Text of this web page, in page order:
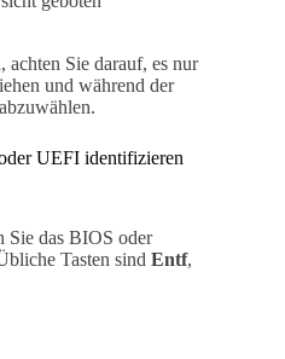
achten Sie darauf, es nur
und während der
UEFI identifizieren
Sie das BIOS oder
Tasten sind Entf,